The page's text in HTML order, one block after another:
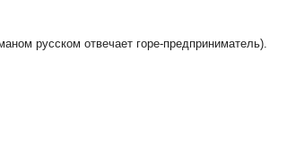
русском отвечает горе-предприниматель).